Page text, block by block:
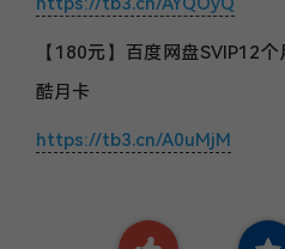
【180元】百度网盘SVIP12
酷月卡
https://tb3.cn/A0uMjM